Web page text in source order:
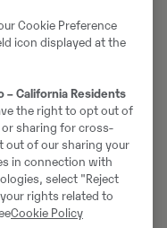
2.6 - 9.5 m3
Cookie Preference
icon displayed at the
– California Residents
the right to opt out of
sharing for cross-
out of our sharing your
in connection with
select "Reject
rights related to
Cookie Policy